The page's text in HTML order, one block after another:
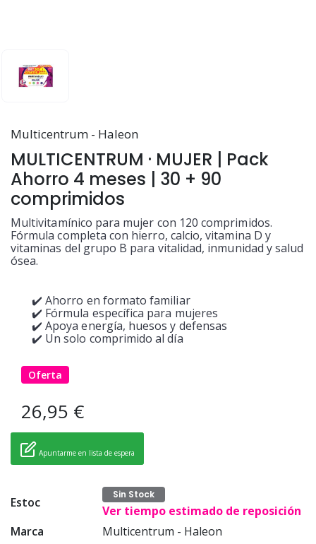
Multicentrum - Haleon
MULTICENTRUM · MUJER | Pack
Ahorro 4 meses | 30 + 90
comprimidos
Multivitamínico para mujer con 120 comprimidos.
Fórmula completa con hierro, calcio, vitamina D y
vitaminas del grupo B para vitalidad, inmunidad y salud
ósea.
✔️ Ahorro en formato familiar
✔️ Fórmula específica para mujeres
✔️ Apoya energía, huesos y defensas
✔️ Un solo comprimido al día
Oferta
26,95 €
Apuntarme en lista de espera
Estoc
Sin Stock
Ver tiempo estimado de reposición
Marca
Multicentrum - Haleon